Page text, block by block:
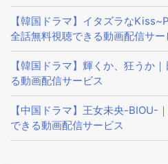
【韓国ドラマ】イタズラな
全話無料視聴できる動画配信サ
【韓国ドラマ】輝くか、狂うか
る動画配信サービス
【中国ドラマ】王女未央-BIOU-
できる動画配信サービス